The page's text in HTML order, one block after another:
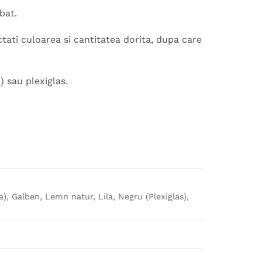
culoarea si cantitatea dorita, dupa care
sau plexiglas.
Galben, Lemn natur, Lila, Negru (Plexiglas),